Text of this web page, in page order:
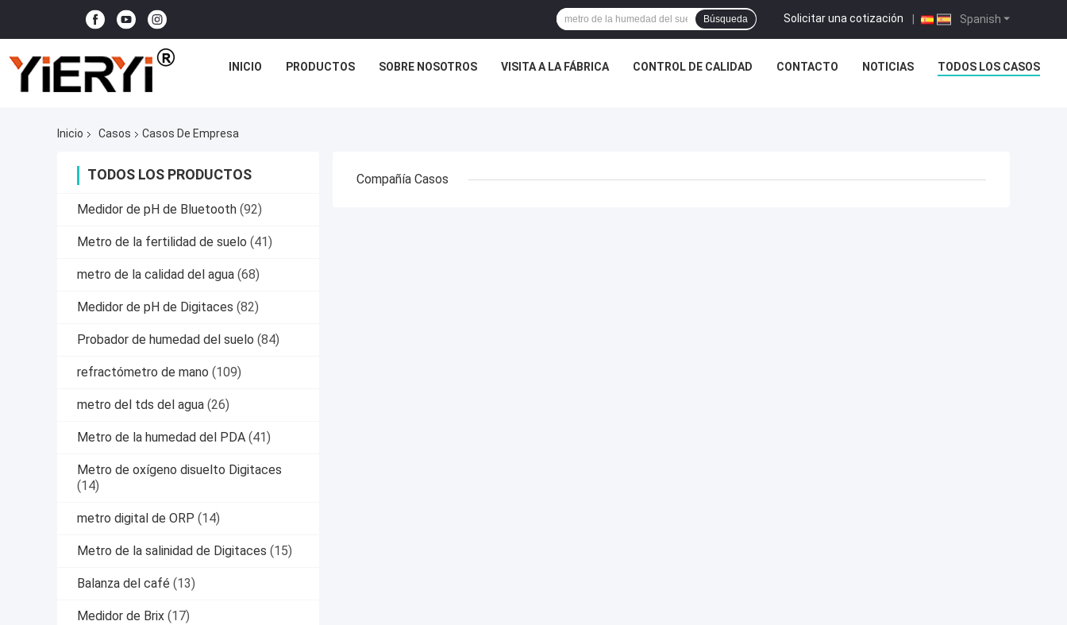
Spanish
Solicitar una cotización |
Búsqueda
INICIO PRODUCTOS SOBRE NOSOTROS VISITA A LA FÁBRICA CONTROL DE CALIDAD CONTACTO NOTICIAS TODOS LOS CASOS
Inicio Casos Casos De Empresa
TODOS LOS PRODUCTOS
Medidor de pH de Bluetooth (92)
Metro de la fertilidad de suelo (41)
metro de la calidad del agua (68)
Medidor de pH de Digitaces (82)
Probador de humedad del suelo (84)
refractómetro de mano (109)
metro del tds del agua (26)
Metro de la humedad del PDA (41)
Metro de oxígeno disuelto Digitaces
(14)
metro digital de ORP (14)
Metro de la salinidad de Digitaces (15)
Balanza del café (13)
Medidor de Brix (17)
Compañía Casos